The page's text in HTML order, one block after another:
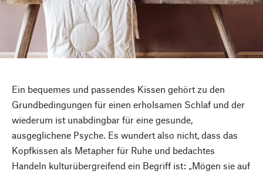
Ein bequemes und passendes Kissen gehört zu den
Grundbedingungen für einen erholsamen Schlaf und der
wiederum ist unabdingbar für eine gesunde,
ausgeglichene Psyche. Es wundert also nicht, dass das
Kopfkissen als Metapher für Ruhe und bedachtes
Handeln kulturübergreifend ein Begriff ist: „Mögen sie auf